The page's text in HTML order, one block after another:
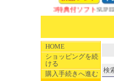
1983特典付ソフトSUPERやのま
HOME
ショッピングを続
ける
購入手続きへ進む
検